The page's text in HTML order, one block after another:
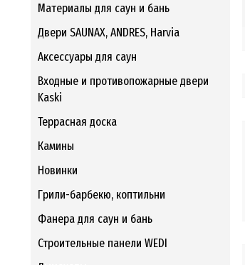
Материалы для саун и бань
Двери SAUNAX, ANDRES, Harvia
Аксессуары для саун
Входные и противопожарные двери
Kaski
Террасная доска
Камины
Новинки
Грили-барбекю, коптильни
Фанера для саун и бань
Строительные панели WEDI